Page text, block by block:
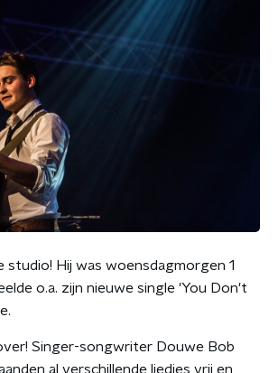
studio! Hij was woensdagmorgen 1
o.a. zijn nieuwe single 'You Don't
Singer-songwriter Douwe Bob
al verschillende liedjes vrij en